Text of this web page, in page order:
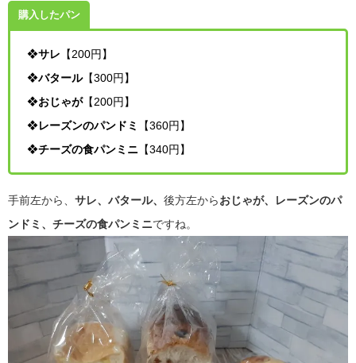
購入したパン
❖サレ 【200円】
❖バタール【300円】
❖おじゃが【200円】
❖レーズンのパンドミ 【360円】
❖チーズの食パンミニ 【340円】
手前左から、 サレ、バタール、 後方左から おじゃが、レーズンのパ
ンドミ、チーズの食パンミニ ですね。